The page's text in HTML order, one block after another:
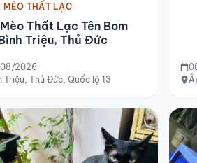
MÈO THẤT LẠC
Thất Lạc Tên Bom
Triệu, Thủ Đức
2026
Triệu, Thủ Đức, Quốc lộ 13